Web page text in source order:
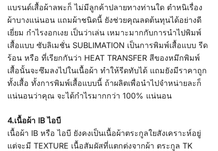
แบรนด์เสื้อผ้าลพะก็ ไม่มีลูกค้าปลายทางท่านใด ตำหนิเรื่อง
ผ้าบางแน่นอน แถมผ้าชนิดนี้ ยังช่วยคุณลดต้นทุนได้อย่างดี
เยี่ยม กำไรงอกเงย เป็นว่าเล่น เหมาะมากกับการนำไปพิมพ์
เสื้อแบบ ซับลิเมชั่น SUBLIMATION เป็นการพิมพ์เสื้อแบบ รีด
ร้อน หรือ ที่เรียกกันว่า HEAT TRANSFER สีของหมึกพิมพ์
เสื้อนั้นจะซึมลงไปในเนื้อผ้า ทำให้รีดทับได้ แถมยังมีราคาถูก
ทั้งเสื้อ ทั้งการพิมพ์เสื้อแบบนี้ ถ้าผลิตเพื่อนำไปจำหน่ายละก็
แน่นอนว่าคุณ จะได้กำไรมากกว่า 100% แน่นอน
4.เนื้อผ้า IB ไอบี
เนื้อผ้า IB หรือ ไอบี ยังคงเป็นเนื้อผ้าตระกูลใยสังเคราะห์อยู่
แต่จะมี TEXTURE เนื้อสัมผัสที่แตกต่งจากผ้า ตระกูล TK